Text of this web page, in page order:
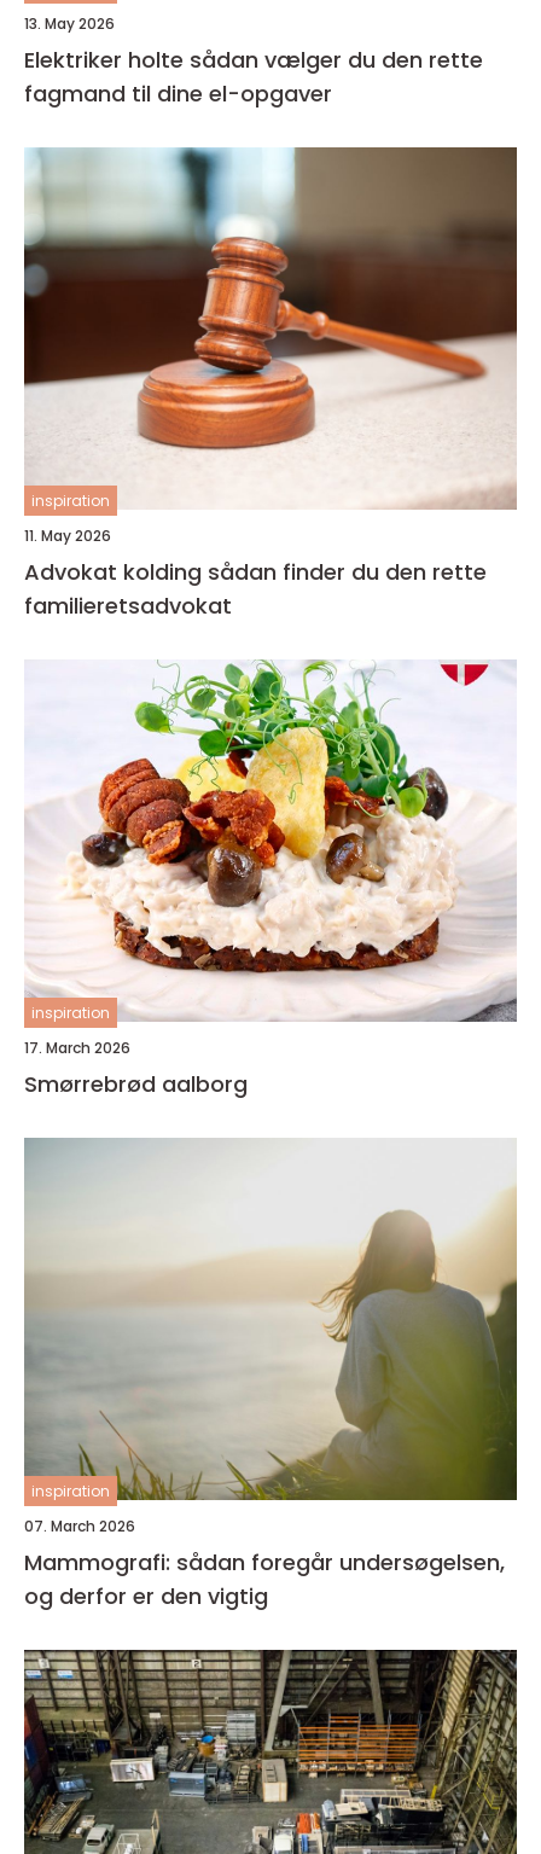
13. May 2026
Elektriker holte sådan vælger du den rette
fagmand til dine el-opgaver
inspiration
11. May 2026
Advokat kolding sådan finder du den rette
familieretsadvokat
inspiration
17. March 2026
Smørrebrød aalborg
inspiration
07. March 2026
Mammografi: sådan foregår undersøgelsen,
og derfor er den vigtig